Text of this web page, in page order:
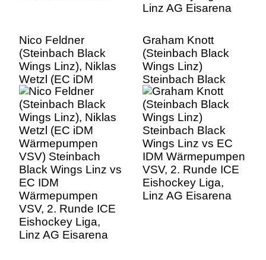
Nico Feldner
(Steinbach Black
Wings Linz), Niklas
Wetzl (EC iDM
Wärmepumpen
VSV) Steinbach
Black Wings Linz vs
EC IDM
Wärmepumpen
VSV, 2. Runde ICE
Eishockey Liga,
Linz AG Eisarena
Graham Knott
(Steinbach Black
Wings Linz)
Steinbach Black
Wings Linz vs EC
IDM Wärmepumpen
VSV, 2. Runde ICE
Eishockey Liga,
Linz AG Eisarena